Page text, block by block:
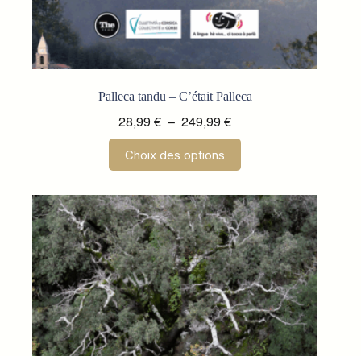
Palleca tandu – C’était Palleca
28,99€ – 249,99€Plage
de
28,99 €
à
249,99 €
Choix des options
produit
a
variations.
Les
options
peuvent
être
choisies
sur
la
page
du
produit